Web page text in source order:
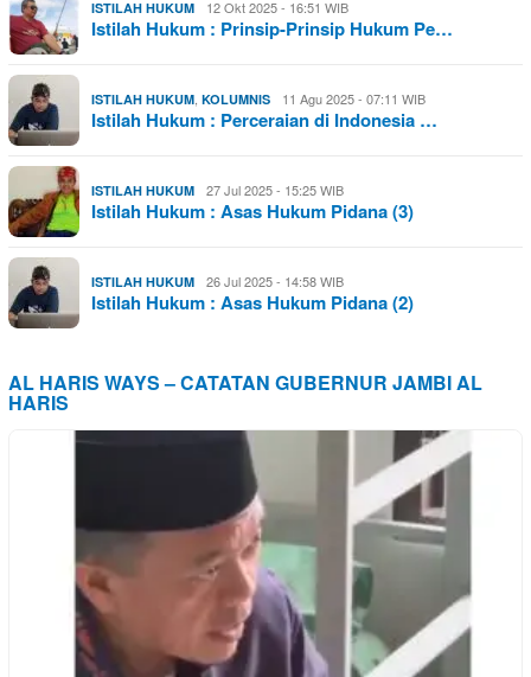
ISTILAH HUKUM 12 Okt 2025 - 16:51 WIB
Istilah Hukum : Prinsip-Prinsip Hukum Pe…
ISTILAH HUKUM, KOLUMNIS 11 Agu 2025 - 07:11 WIB
Istilah Hukum : Perceraian di Indonesia …
ISTILAH HUKUM 27 Jul 2025 - 15:25 WIB
Istilah Hukum : Asas Hukum Pidana (3)
ISTILAH HUKUM 26 Jul 2025 - 14:58 WIB
Istilah Hukum : Asas Hukum Pidana (2)
AL HARIS WAYS – CATATAN GUBERNUR JAMBI AL
HARIS